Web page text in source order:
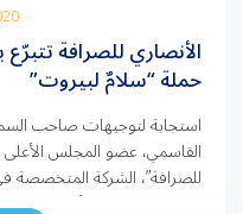
الأنصاري للصرافة
حملة “سلامٌ لبيروت”
استجابة لتوجيهات صاحب
القاسمي، عضو المجلس الأعلى
للصرافة”، الشركة المتخصصة
وصرف العملات الأجنبية في